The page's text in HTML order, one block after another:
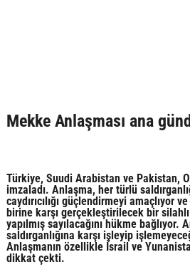
Mekke Anlaşması ana
Türkiye, Suudi Arabistan ve Pakistan,
imzaladı. Anlaşma, her türlü
caydırıcılığı güçlendirmeyi amaçlıyor
birine karşı gerçekleştirilecek bir silahlı
yapılmış sayılacağını hükme bağlıyor.
saldırganlığına karşı işleyip
Anlaşmanın özellikle İsrail ve
dikkat çekti.